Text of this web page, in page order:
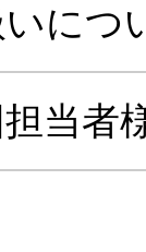
につ
当者